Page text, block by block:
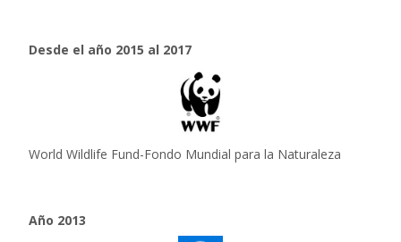
Desde el año 2015 al 2017
World Wildlife Fund-Fondo Mundial para la Naturaleza
Año 2013